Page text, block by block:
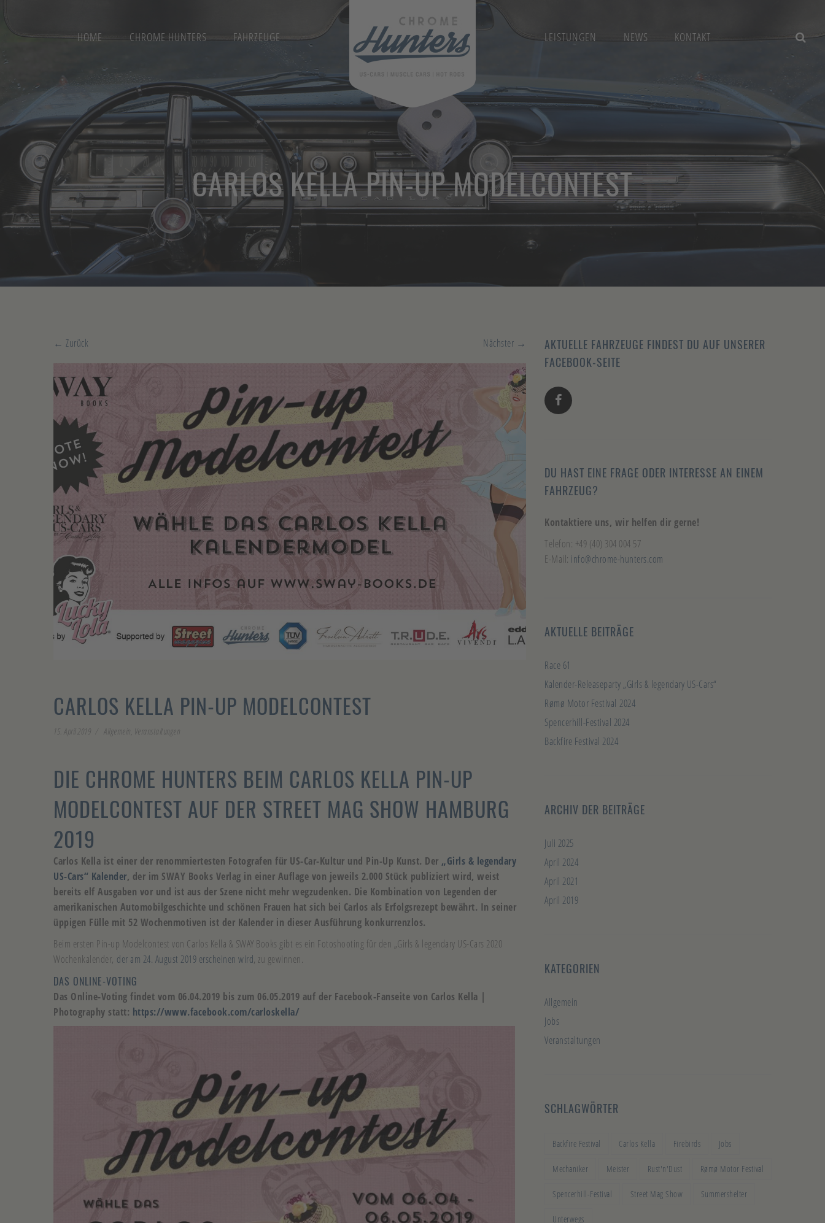
HOME CHROME HUNTERS FAHRZEUGE LEISTUNGEN NEWS KONTAKT
CARLOS KELLA PIN-UP MODELCONTEST
← Zurück Nächster →
CARLOS KELLA PIN-UP MODELCONTEST
15. April 2019 Allgemein, Veranstaltungen
DIE CHROME HUNTERS BEIM CARLOS KELLA PIN-UP
MODELCONTEST AUF DER STREET MAG SHOW HAMBURG
2019
Carlos Kella ist einer der renommiertesten Fotografen für US-Car-Kultur und Pin-Up Kunst. Der „Girls & legendary
US-Cars“ Kalender, der im SWAY Books Verlag in einer Auflage von jeweils 2.000 Stück publiziert wird, weist
bereits elf Ausgaben vor und ist aus der Szene nicht mehr wegzudenken. Die Kombination von Legenden der
amerikanischen Automobilgeschichte und schönen Frauen hat sich bei Carlos als Erfolgsrezept bewährt. In seiner
üppigen Fülle mit 52 Wochenmotiven ist der Kalender in dieser Ausführung konkurrenzlos.
Beim ersten Pin-up Modelcontest von Carlos Kella & SWAY Books gibt es ein Fotoshooting für den „Girls & legendary US-Cars 2020
Wochenkalender, der am 24. August 2019 erscheinen wird, zu gewinnen.
DAS ONLINE-VOTING
Das Online-Voting findet vom 06.04.2019 bis zum 06.05.2019 auf der Facebook-Fanseite von Carlos Kella |
Photography statt: https://www.facebook.com/carloskella/
AKTUELLE FAHRZEUGE FINDEST DU AUF UNSERER
FACEBOOK-SEITE
DU HAST EINE FRAGE ODER INTERESSE AN EINEM
FAHRZEUG?
Kontaktiere uns, wir helfen dir gerne!
Telefon: +49 (40) 304 004 57
E-Mail: info@chrome-hunters.com
AKTUELLE BEITRÄGE
Race 61
Kalender-Releaseparty „Girls & legendary US-Cars“
Rømø Motor Festival 2024
Spencerhill-Festival 2024
Backfire Festival 2024
ARCHIV DER BEITRÄGE
Juli 2025
April 2024
April 2021
April 2019
KATEGORIEN
Allgemein
Jobs
Veranstaltungen
SCHLAGWÖRTER
Backfire Festival Carlos Kella Firebirds Jobs
Mechaniker Meister Rust'n'Dust Rømø Motor Festival
Spencerhill-Festival Street Mag Show Summershelter
Unterwegs